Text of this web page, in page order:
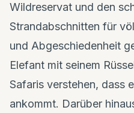
Wildreservat und den
Strandabschnitten für
und Abgeschiedenheit
Elefant mit seinem
Safaris verstehen, dass
ankommt. Darüber